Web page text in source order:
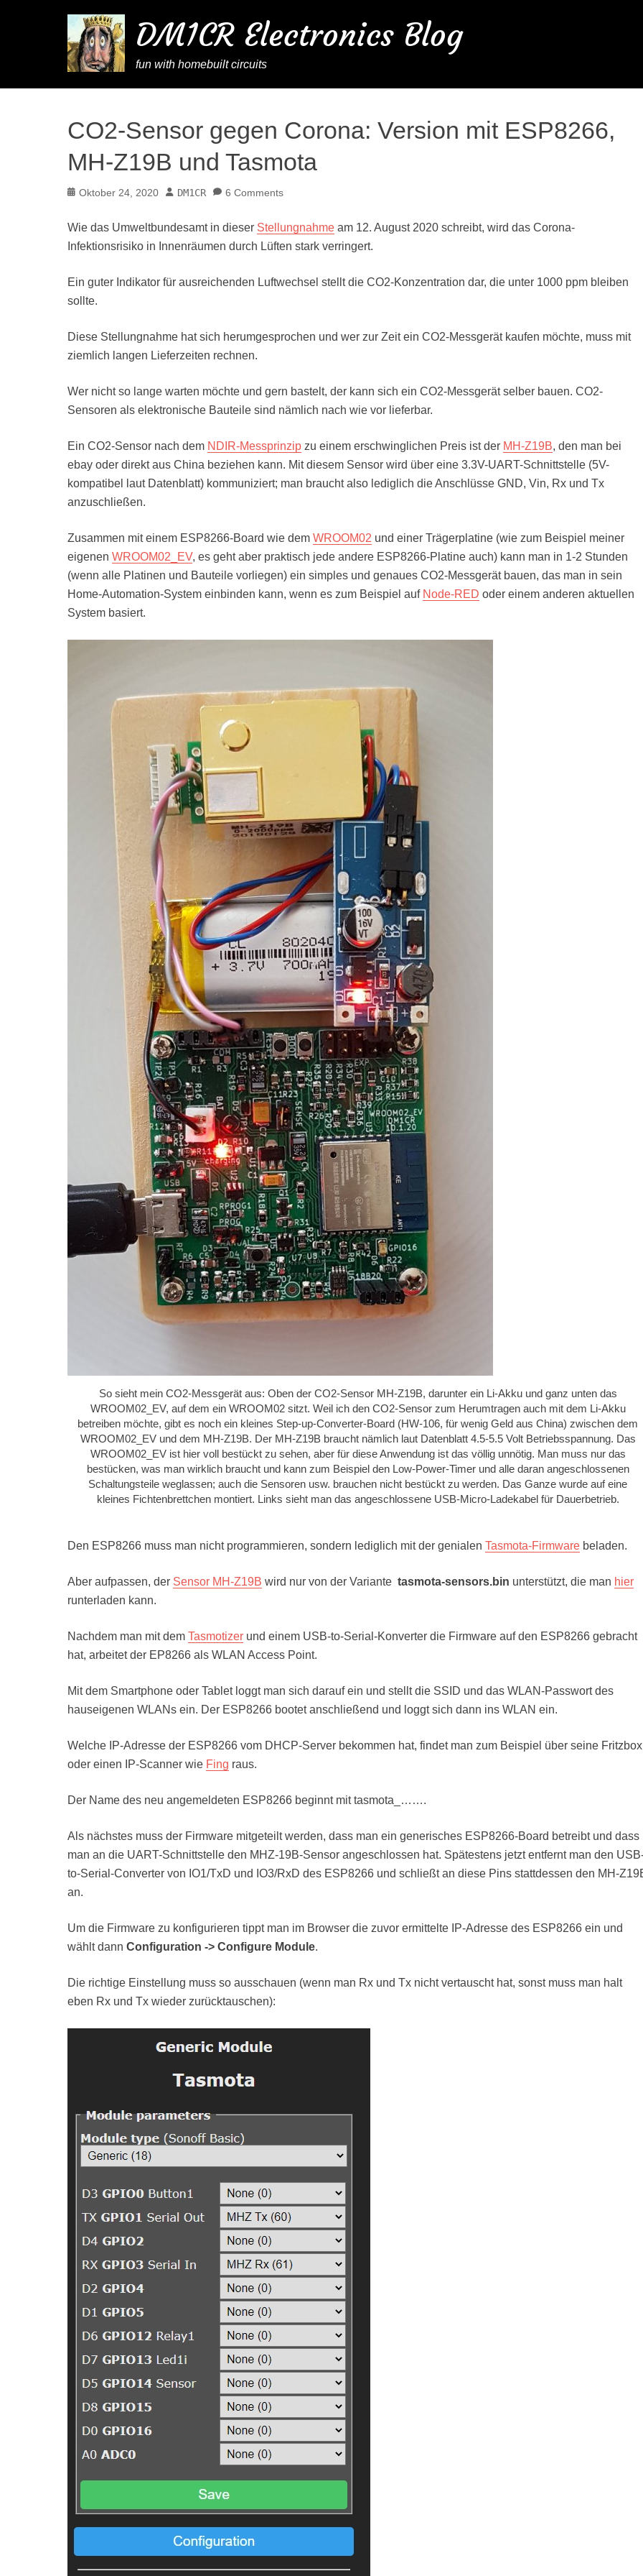
DM1CR Electronics Blog
fun with homebuilt circuits
CO2-Sensor gegen Corona: Version mit ESP8266,
MH-Z19B und Tasmota
Posted
Oktober 24, 2020 Author
DM1CR 6 Comments
Wie das Umweltbundesamt in dieser Stellungnahme am 12. August 2020 schreibt, wird das Corona-
Infektionsrisiko in Innenräumen durch Lüften stark verringert.
Ein guter Indikator für ausreichenden Luftwechsel stellt die CO2-Konzentration dar, die unter 1000 ppm bleiben
sollte.
Diese Stellungnahme hat sich herumgesprochen und wer zur Zeit ein CO2-Messgerät kaufen möchte, muss mit
ziemlich langen Lieferzeiten rechnen.
Wer nicht so lange warten möchte und gern bastelt, der kann sich ein CO2-Messgerät selber bauen. CO2-
Sensoren als elektronische Bauteile sind nämlich nach wie vor lieferbar.
Ein CO2-Sensor nach dem NDIR-Messprinzip zu einem erschwinglichen Preis ist der MH-Z19B, den man bei
ebay oder direkt aus China beziehen kann. Mit diesem Sensor wird über eine 3.3V-UART-Schnittstelle (5V-
kompatibel laut Datenblatt) kommuniziert; man braucht also lediglich die Anschlüsse GND, Vin, Rx und Tx
anzuschließen.
Zusammen mit einem ESP8266-Board wie demWROOM02 und einer Trägerplatine (wie zum Beispiel meiner
eigenenWROOM02_EV, es geht aber praktisch jede andere ESP8266-Platine auch) kann man in 1-2 Stunden
(wenn alle Platinen und Bauteile vorliegen) ein simples und genaues CO2-Messgerät bauen, das man in sein
Home-Automation-System einbinden kann, wenn es zum Beispiel auf Node-RED oder einem anderen aktuellen
System basiert.
So sieht mein CO2-Messgerät aus: Oben der CO2-Sensor MH-Z19B, darunter ein Li-Akku und ganz unten das
WROOM02_EV, auf dem ein WROOM02 sitzt. Weil ich den CO2-Sensor zum Herumtragen auch mit dem Li-Akku
betreiben möchte, gibt es noch ein kleines Step-up-Converter-Board (HW-106, für wenig Geld aus China) zwischen dem
WROOM02_EV und dem MH-Z19B. Der MH-Z19B braucht nämlich laut Datenblatt 4.5-5.5 Volt Betriebsspannung. Das
WROOM02_EV ist hier voll bestückt zu sehen, aber für diese Anwendung ist das völlig unnötig. Man muss nur das
bestücken, was man wirklich braucht und kann zum Beispiel den Low-Power-Timer und alle daran angeschlossenen
Schaltungsteile weglassen; auch die Sensoren usw. brauchen nicht bestückt zu werden. Das Ganze wurde auf eine
kleines Fichtenbrettchen montiert. Links sieht man das angeschlossene USB-Micro-Ladekabel für Dauerbetrieb.
Den ESP8266 muss man nicht programmieren, sondern lediglich mit der genialenTasmota-Firmware beladen.
Aber aufpassen, der Sensor MH-Z19B wird nur von der Variante tasmota-sensors.bin unterstützt, die man hier
runterladen kann.
Nachdem man mit demTasmotizer und einem USB-to-Serial-Konverter die Firmware auf den ESP8266 gebracht
hat, arbeitet der EP8266 als WLAN Access Point.
Mit dem Smartphone oder Tablet loggt man sich darauf ein und stellt die SSID und das WLAN-Passwort des
hauseigenen WLANs ein. Der ESP8266 bootet anschließend und loggt sich dann ins WLAN ein.
Welche IP-Adresse der ESP8266 vom DHCP-Server bekommen hat, findet man zum Beispiel über seine Fritzbox
oder einen IP-Scanner wie Fing raus.
Der Name des neu angemeldeten ESP8266 beginnt mit tasmota_…….
Als nächstes muss der Firmware mitgeteilt werden, dass man ein generisches ESP8266-Board betreibt und dass
man an die UART-Schnittstelle den MHZ-19B-Sensor angeschlossen hat. Spätestens jetzt entfernt man den
to-Serial-Converter von IO1/TxD und IO3/RxD des ESP8266 und schließt an diese Pins stattdessen den MH-
an.
Um die Firmware zu konfigurieren tippt man im Browser die zuvor ermittelte IP-Adresse des ESP8266 ein und
wählt dannConfiguration -> Configure Module.
Die richtige Einstellung muss so ausschauen (wenn man Rx und Tx nicht vertauscht hat, sonst muss man halt
eben Rx und Tx wieder zurücktauschen):